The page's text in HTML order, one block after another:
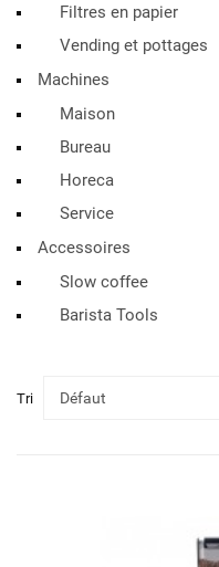
Filtres en papier
Vending et pottages
Machines
Maison
Bureau
Horeca
Service
Accessoires
Slow coffee
Barista Tools
Tri